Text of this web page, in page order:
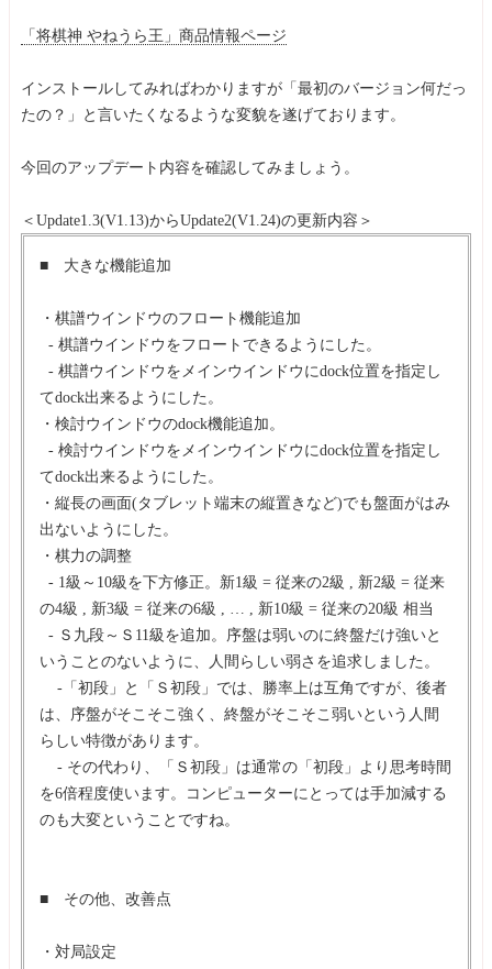
「将棋神 やねうら王」商品情報ページ
インストールしてみればわかりますが「最初のバージョン何だっ
たの？」と言いたくなるような変貌を遂げております。
今回のアップデート内容を確認してみましょう。
＜Update1.3(V1.13)からUpdate2(V1.24)の更新内容＞
■ 大きな機能追加
・棋譜ウインドウのフロート機能追加
- 棋譜ウインドウをフロートできるようにした。
- 棋譜ウインドウをメインウインドウにdock位置を指定し
てdock出来るようにした。
・検討ウインドウのdock機能追加。
- 検討ウインドウをメインウインドウにdock位置を指定し
てdock出来るようにした。
・縦長の画面(タブレット端末の縦置きなど)でも盤面がはみ
出ないようにした。
・棋力の調整
- 1級～10級を下方修正。新1級 = 従来の2級 , 新2級 = 従来
の4級 , 新3級 = 従来の6級 , … , 新10級 = 従来の20級 相当
- Ｓ九段～Ｓ11級を追加。序盤は弱いのに終盤だけ強いと
いうことのないように、人間らしい弱さを追求しました。
-「初段」と「Ｓ初段」では、勝率上は互角ですが、後者
は、序盤がそこそこ強く、終盤がそこそこ弱いという人間
らしい特徴があります。
- その代わり、「Ｓ初段」は通常の「初段」より思考時間
を6倍程度使います。コンピューターにとっては手加減する
のも大変ということですね。
■ その他、改善点
・対局設定